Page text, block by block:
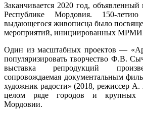
Заканчивается 2020 год,
Республике Мордовия. 150-
выдающегося живописца было
мероприятий, инициированных
Один из масштабных проектов —
популяризировать творчество Ф.В.
выставка репродукций
сопровождаемая документальным
художник радости» (2018, режиссер
целом ряде городов и крупных
Мордовии.